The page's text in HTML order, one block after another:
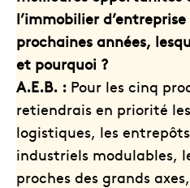
l’immobilier
prochaines années,
et pourquoi ?
A.E.B. : Pour les cinq
retiendrais en priorité
logistiques, les
industriels modulables,
proches des grands